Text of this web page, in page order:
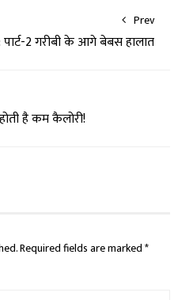
Prev
2 गरीबी के आगे बेबस हालात
है कम कैलोरी!
Required fields are marked*